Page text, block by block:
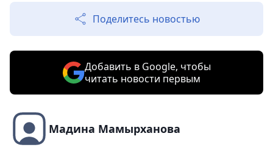
Поделитесь новостью
Добавить в Google, чтобы
читать новости первым
Мадина Мамырханова